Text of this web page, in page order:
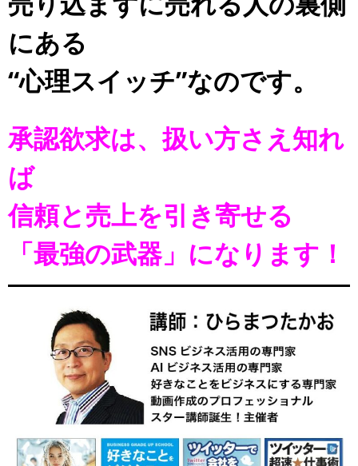
にある
“心理スイッチ”なのです。
承認欲求は、扱い方さえ知れ
ば
信頼と売上を引き寄せる
「最強の武器」になります！